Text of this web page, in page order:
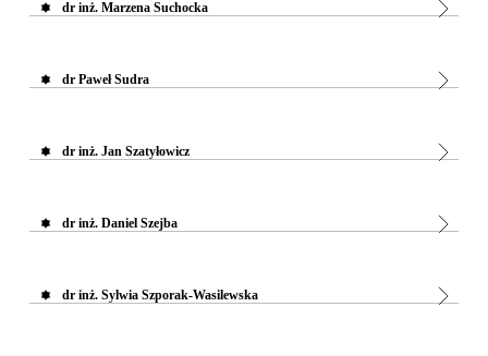
dr inż. Marzena Suchocka
dr Paweł Sudra
dr inż. Jan Szatyłowicz
dr inż. Daniel Szejba
dr inż. Sylwia Szporak-Wasilewska